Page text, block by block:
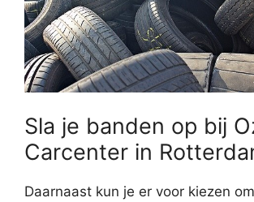
Sla je banden op bij
Carcenter in
Daarnaast kun je er voor kiezen